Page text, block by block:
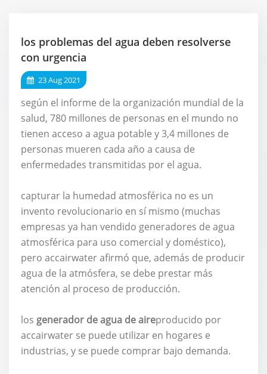
los problemas del agua deben resolverse
con urgencia
23 Aug 2021
según el informe de la organización mundial de la
salud, 780 millones de personas en el mundo no
tienen acceso a agua potable y 3,4 millones de
personas mueren cada año a causa de
enfermedades transmitidas por el agua.
capturar la humedad atmosférica no es un
invento revolucionario en sí mismo (muchas
empresas ya han vendido generadores de agua
atmosférica para uso comercial y doméstico),
pero accairwater afirmó que, además de producir
agua de la atmósfera, se debe prestar más
atención al proceso de producción.
los generador de agua de aireproducido por
accairwater se puede utilizar en hogares e
industrias, y se puede comprar bajo demanda.